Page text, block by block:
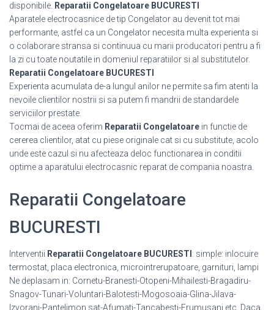
disponibile. Reparatii Congelatoare BUCURESTI
Aparatele electrocasnice de tip Congelator au devenit tot mai
performante, astfel ca un Congelator necesita multa experienta si
o colaborare stransa si continuua cu marii producatori pentru a fi
la zi cu toate noutatile in domeniul reparatiilor si al substitutelor.
Reparatii Congelatoare BUCURESTI
Experienta acumulata de-a lungul anilor ne permite sa fim atenti la
nevoile clientilor nostrii si sa putem fi mandrii de standardele
serviciilor prestate.
Tocmai de aceea oferim Reparatii Congelatoare in functie de
cererea clientilor, atat cu piese originale cat si cu substitute, acolo
unde este cazul si nu afecteaza deloc functionarea in conditii
optime a aparatului electrocasnic reparat de compania noastra.
Reparatii Congelatoare
BUCURESTI
Interventii Reparatii Congelatoare BUCURESTI : simple: inlocuire
termostat, placa electronica, microintrerupatoare, garnituri, lampi
Ne deplasam in: Cornetu-Branesti-Otopeni-Mihailesti-Bragadiru-
Snagov-Tunari-Voluntari-Balotesti-Mogosoaia-Glina-Jilava-
Izvorani-Pantelimon sat-Afumati-Tancabesti-Frumusani etc. Daca